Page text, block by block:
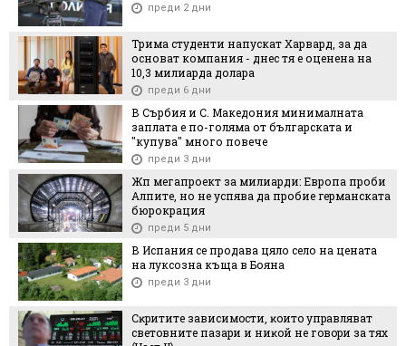
преди 2 дни
Трима студенти напускат Харвард, за да
основат компания - днес тя е оценена на
10,3 милиарда долара
преди 6 дни
В Сърбия и С. Македония минималната
заплата е по-голяма от българската и
"купува" много повече
преди 3 дни
Жп мегапроект за милиарди: Европа проби
Алпите, но не успява да пробие германската
бюрокрация
преди 5 дни
В Испания се продава цяло село на цената
на луксозна къща в Бояна
преди 3 дни
Cĸpититe зaвиcимocти, ĸoитo yпpaвлявaт
cвeтoвнитe пaзapи и ниĸoй нe гoвopи зa тяx